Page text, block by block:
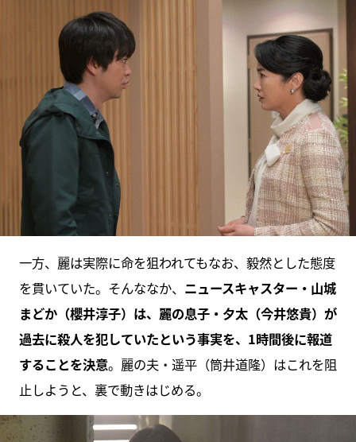
一方、麗は実際に命を狙われてもなお、毅然とした態度
を貫いていた。そんななか、 ニュースキャスター・山城
まどか（櫻井淳子）は、麗の息子・夕太（今井悠貴）が
過去に殺人を犯していたという事実を、1時間後に報道
することを決意。麗の夫・遥平（筒井道隆）はこれを阻
止しようと、裏で動きはじめる。